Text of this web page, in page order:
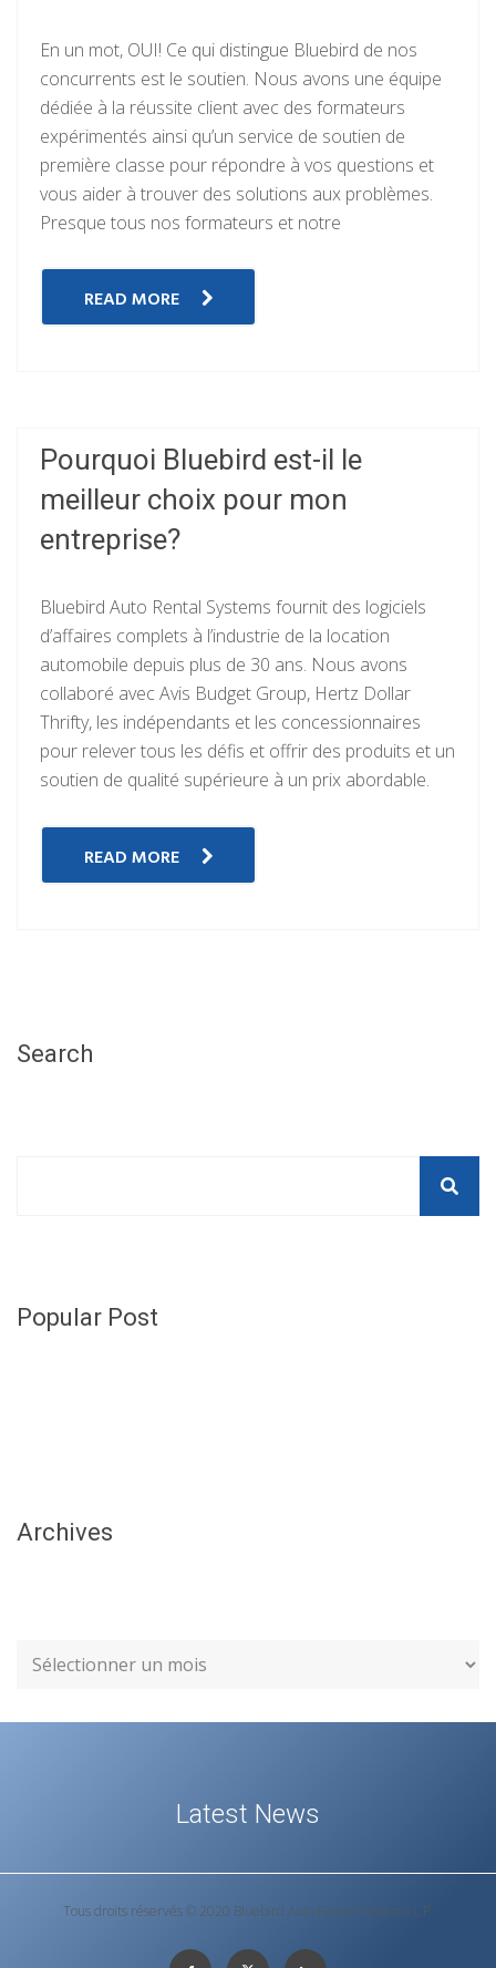
En un mot, OUI! Ce qui distingue Bluebird de nos
concurrents est le soutien. Nous avons une équipe
dédiée à la réussite client avec des formateurs
expérimentés ainsi qu’un service de soutien de
première classe pour répondre à vos questions et
vous aider à trouver des solutions aux problèmes.
Presque tous nos formateurs et notre
READ MORE
Pourquoi Bluebird est-il le
meilleur choix pour mon
entreprise?
Bluebird Auto Rental Systems fournit des logiciels
d’affaires complets à l’industrie de la location
automobile depuis plus de 30 ans. Nous avons
collaboré avec Avis Budget Group, Hertz Dollar
Thrifty, les indépendants et les concessionnaires
pour relever tous les défis et offrir des produits et un
soutien de qualité supérieure à un prix abordable.
READ MORE
Search
Popular Post
Archives
Latest News
Tous droits réservés © 2020 Bluebird Auto Rental Systems L.P.